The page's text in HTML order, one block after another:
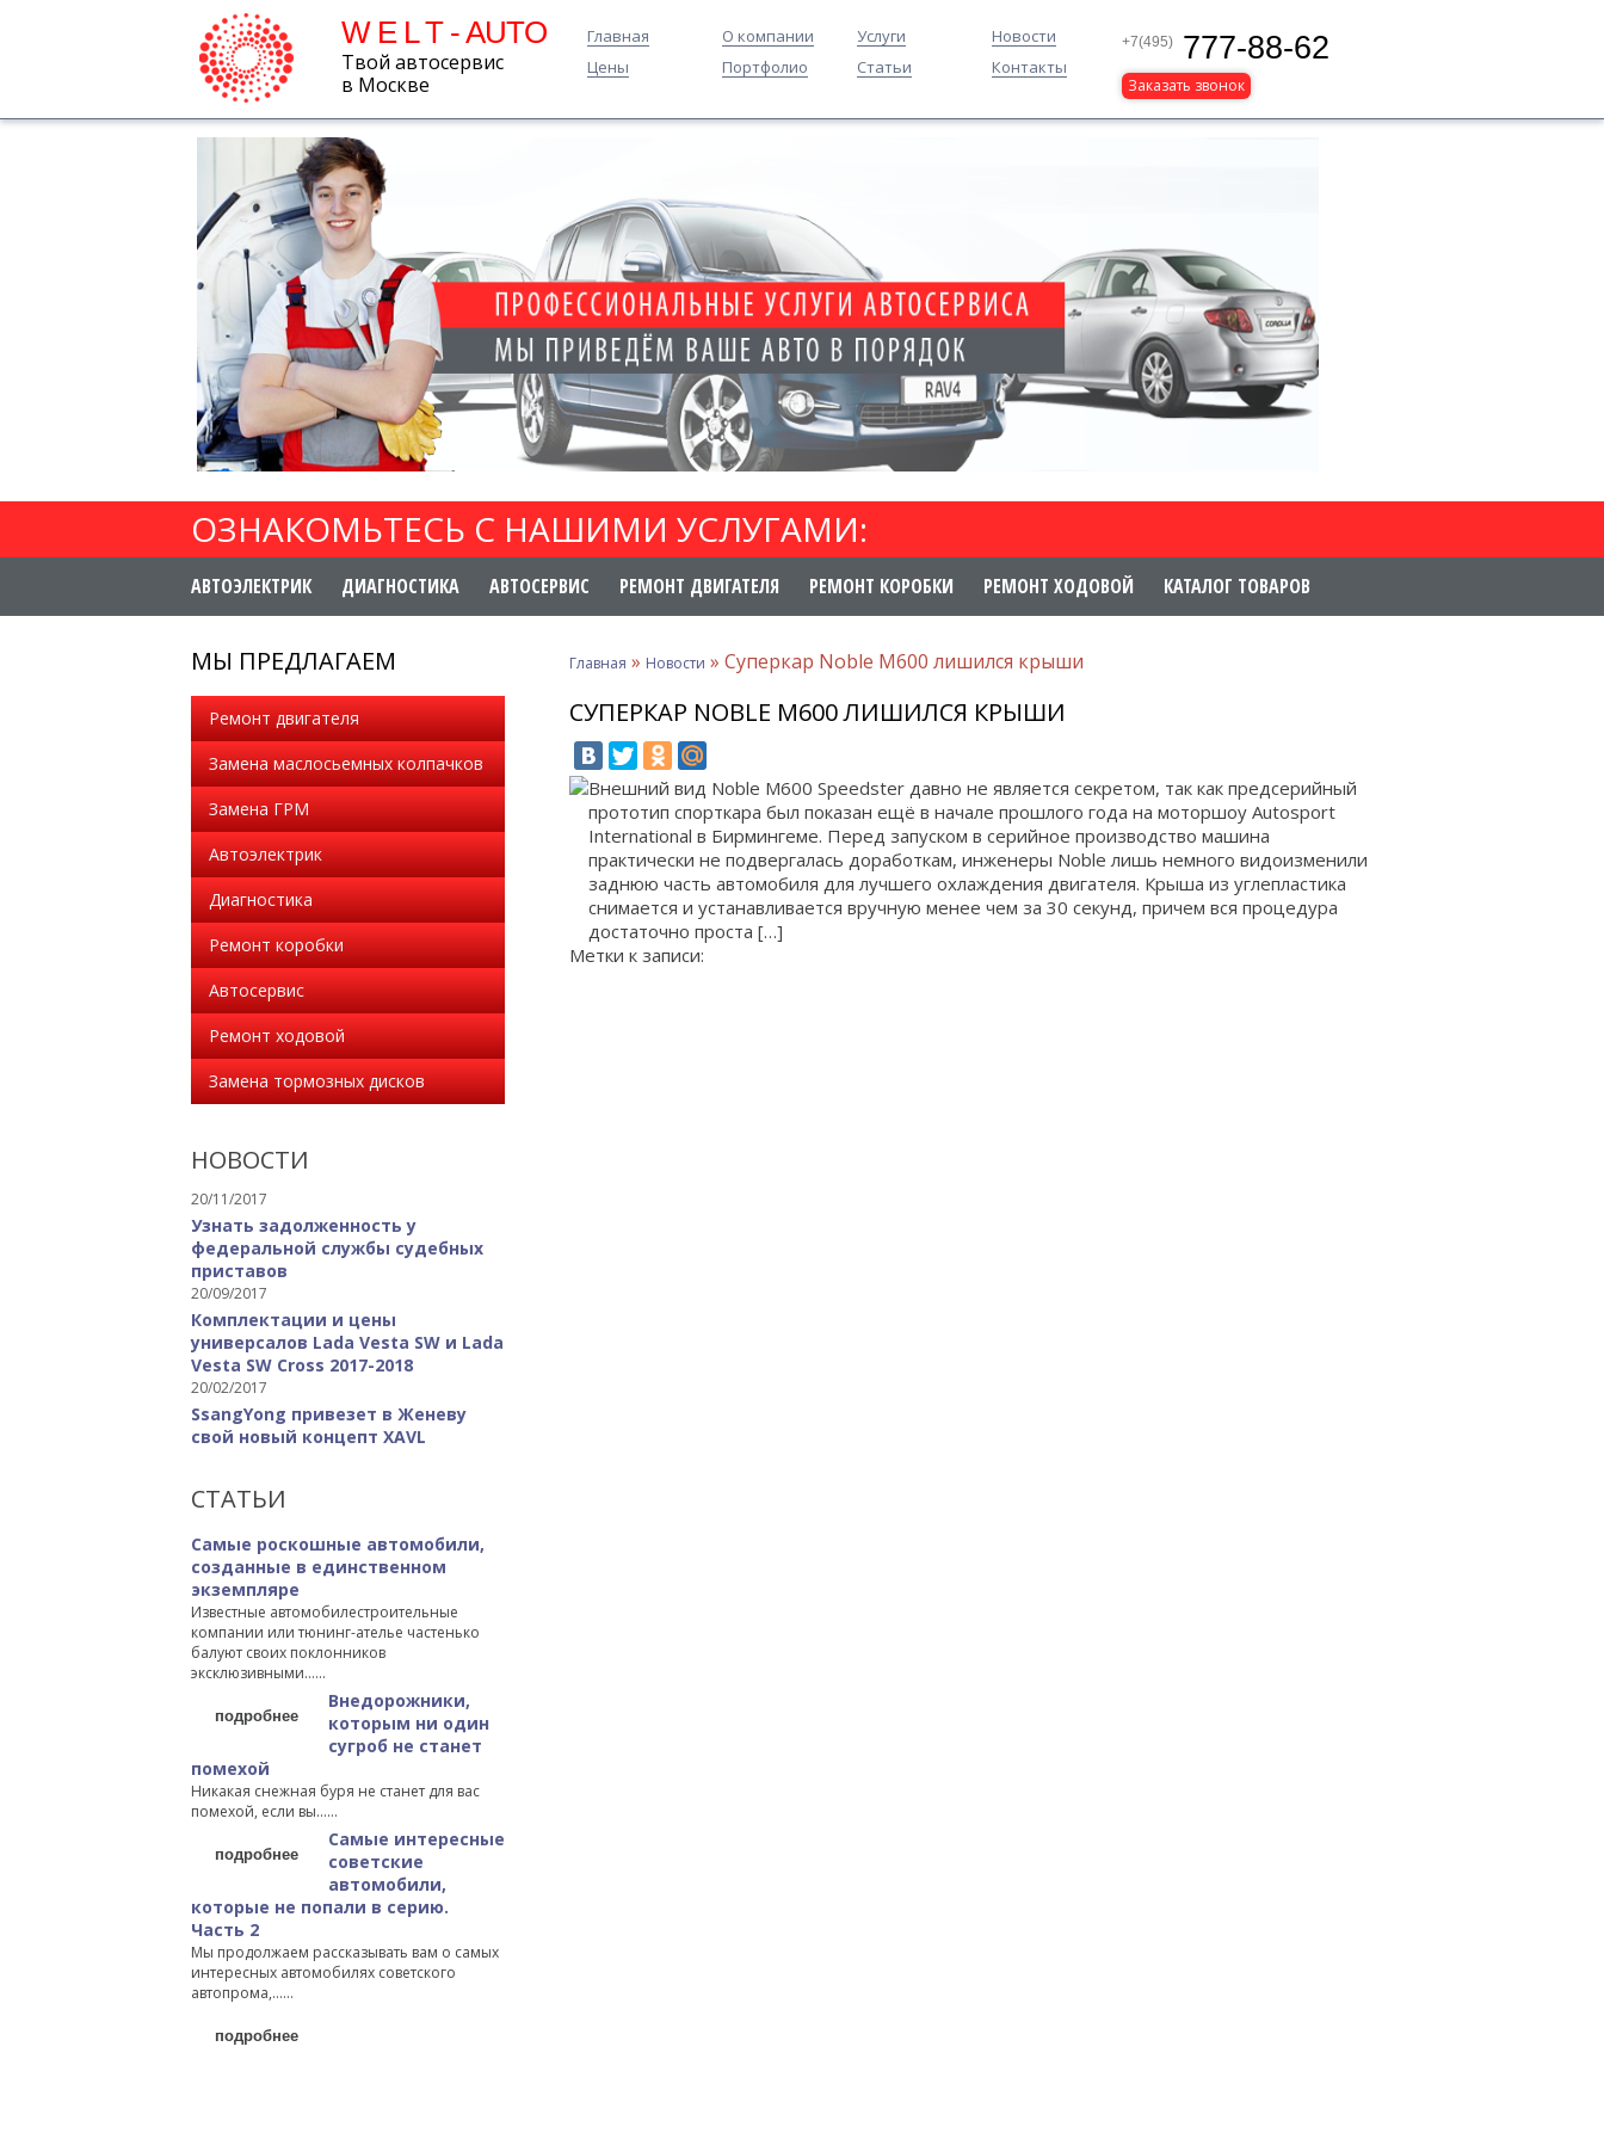
W E L T - AUTO
Твой автосервис
в Москве
Главная О компании Услуги
Новости
Цены
Портфолио Статьи Контакты
+7(495) 777-88-62
Заказать звонок
ОЗНАКОМЬТЕСЬ С НАШИМИ УСЛУГАМИ:
АВТОЭЛЕКТРИК ДИАГНОСТИКА АВТОСЕРВИС РЕМОНТ ДВИГАТЕЛЯ РЕМОНТ КОРОБКИ РЕМОНТ ХОДОВОЙ КАТАЛОГ ТОВАРОВ
МЫ ПРЕДЛАГАЕМ
Ремонт двигателя
Замена маслосьемных колпачков
Замена ГРМ
Автоэлектрик
Диагностика
Ремонт коробки
Автосервис
Ремонт ходовой
Замена тормозных дисков
НОВОСТИ
20/11/2017
Узнать задолженность у
федеральной службы судебных
приставов
20/09/2017
Комплектации и цены
универсалов Lada Vesta SW и Lada
Vesta SW Cross 2017-2018
20/02/2017
SsangYong привезет в Женеву
свой новый концепт XAVL
СТАТЬИ
Самые роскошные автомобили,
созданные в единственном
экземпляре
Известные автомобилестроительные
компании или тюнинг-ателье частенько
балуют своих поклонников
эксклюзивными…...
подробнее
Внедорожники,
которым ни один
сугроб не станет
помехой
Никакая снежная буря не станет для вас
помехой, если вы…...
подробнее
Самые интересные
советские
автомобили,
которые не попали в серию.
Часть 2
Мы продолжаем рассказывать вам о самых
интересных автомобилях советского
автопрома,…...
подробнее
Главная » Новости » Суперкар Noble M600 лишился крыши
СУПЕРКАР NOBLE M600 ЛИШИЛСЯ КРЫШИ
Внешний вид Noble M600 Speedster давно не является секретом, так как предсерийный
прототип спорткара был показан ещё в начале прошлого года на моторшоу Autosport
International в Бирмингеме. Перед запуском в серийное производство машина
практически не подвергалась доработкам, инженеры Noble лишь немного видоизменили
заднюю часть автомобиля для лучшего охлаждения двигателя. Крыша из углепластика
снимается и устанавливается вручную менее чем за 30 секунд, причем вся процедура
достаточно проста […]
Метки к записи: